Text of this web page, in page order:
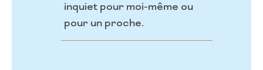
inquiet pour moi-même ou
pour un proche.